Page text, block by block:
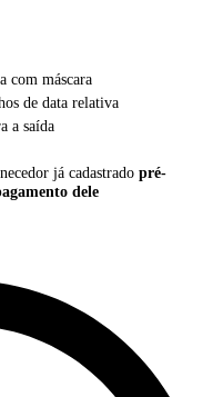
com máscara
de data relativa
a saída
já cadastrado pré-
dele